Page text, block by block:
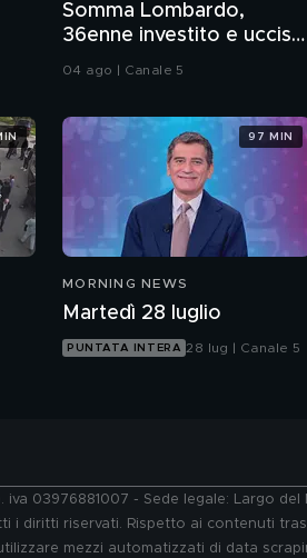
Somma Lombardo,
36enne investito e ucciso
in moto
04 ago | Canale 5
MORNING NEWS
Martedì 28 luglio
PUNTATA INTERA 28 lug | Canale 5
97 MIN
iva 03976881007 - Sede legale: Largo
i diritti riservati. Rispetto ai contenuti
mezzi automatizzati di data